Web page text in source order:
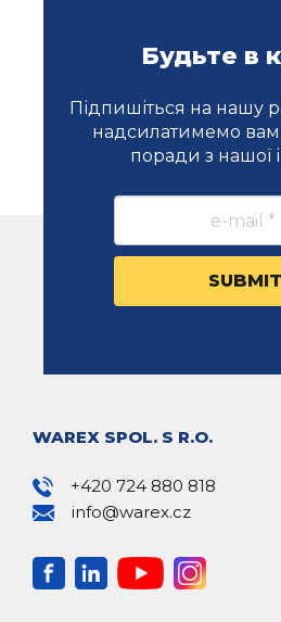
Будьте в
Підпишіться на нашу
надсилатимемо вам
поради з нашої
WAREX SPOL. S R.O.
+420 724 880 818
info@warex.cz